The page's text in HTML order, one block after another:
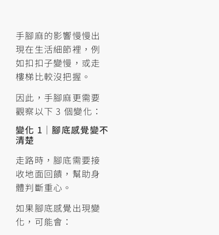
手腳麻的影響慢慢出
現在生活細節裡，例
如扣扣子變慢，或走
樓梯比較沒把握。
因此，手腳麻更需要
觀察以下 3 個變化：
變化 1｜腳底感覺變不
清楚
走路時，腳底需要接
收地面回饋，幫助身
體判斷重心。
如果腳底感覺出現變
化，可能會：